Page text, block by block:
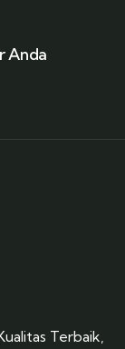
Anda
Terbaik,